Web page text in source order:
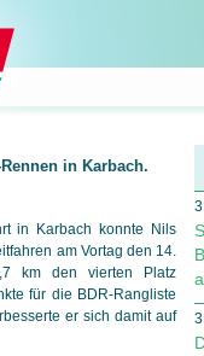
in Karbach.
in Karbach konnte Nils
am Vortag den 14.
km den vierten Platz
für die BDR-Rangliste
er sich damit auf